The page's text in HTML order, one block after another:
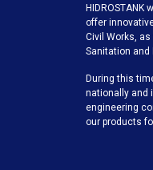
offer
Civil Works,
Sanitation and
During this
nationally and
engineering
our products